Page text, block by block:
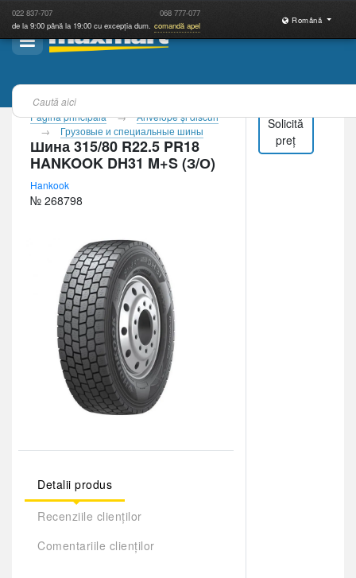
022 837-707 068 777-077
de la 9:00 până la 19:00 cu excepția dum. comandă apel
Română
Pagina principală
Anvelope şi discuri
Грузовые и специальные шины
Шина 315/80 R22.5 PR18
HANKOOK DH31 M+S (З/О)
Hankook
№ 268798
Detalii produs
Recenziile clienților
Comentariile clienților
Solicită
preț